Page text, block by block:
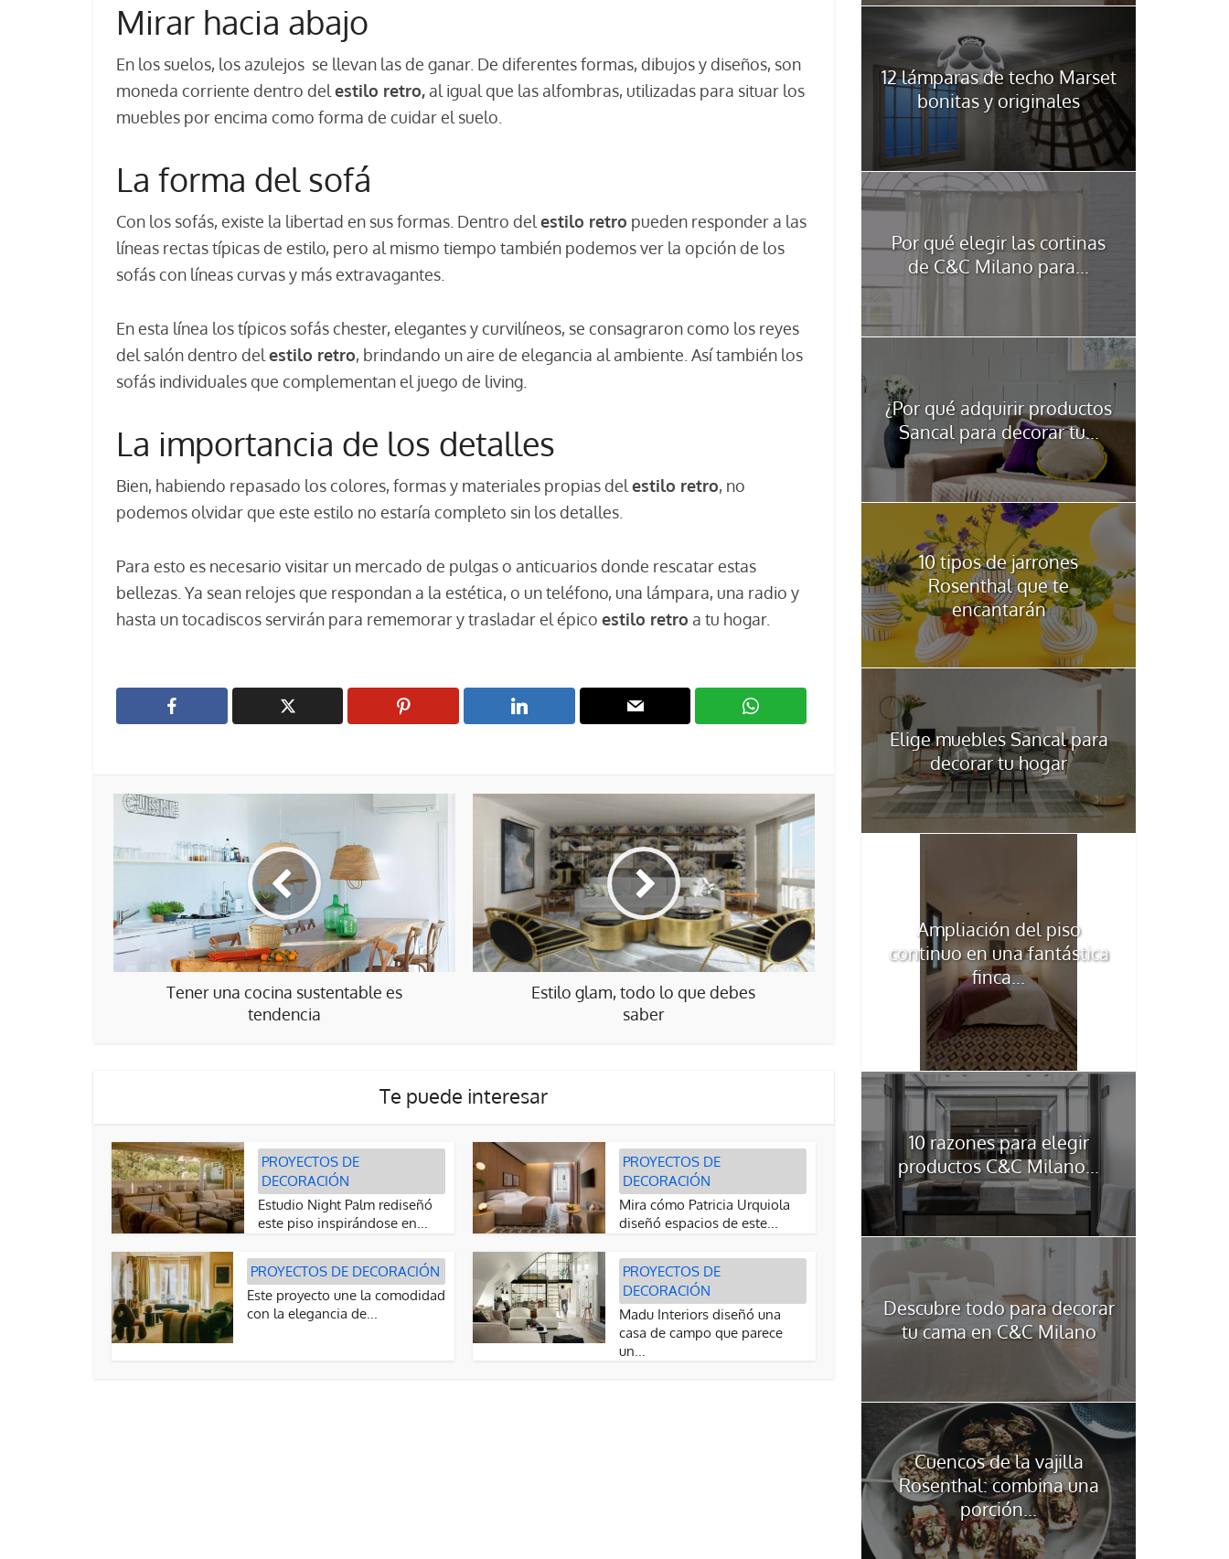
Mirar hacia abajo
En los suelos, los azulejos se llevan las de ganar. De diferentes formas, dibujos y diseños, son
moneda corriente dentro del estilo retro, al igual que las alfombras, utilizadas para situar los
muebles por encima como forma de cuidar el suelo.
La forma del sofá
Con los sofás, existe la libertad en sus formas. Dentro del estilo retro pueden responder a las
líneas rectas típicas de estilo, pero al mismo tiempo también podemos ver la opción de los
sofás con líneas curvas y más extravagantes.
En esta línea los típicos sofás chester, elegantes y curvilíneos, se consagraron como los reyes
del salón dentro del estilo retro, brindando un aire de elegancia al ambiente. Así también los
sofás individuales que complementan el juego de living.
La importancia de los detalles
Bien, habiendo repasado los colores, formas y materiales propias del estilo retro, no
podemos olvidar que este estilo no estaría completo sin los detalles.
Para esto es necesario visitar un mercado de pulgas o anticuarios donde rescatar estas
bellezas. Ya sean relojes que respondan a la estética, o un teléfono, una lámpara, una radio y
hasta un tocadiscos servirán para rememorar y trasladar el épico estilo retro a tu hogar.
Tener una cocina sustentable es
tendencia
Estilo glam, todo lo que debes
saber
Te puede interesar
PROYECTOS DE
DECORACIÓN
Estudio Night Palm rediseñó
este piso inspirándose en...
PROYECTOS DE
DECORACIÓN
Mira cómo Patricia Urquiola
diseñó espacios de este...
PROYECTOS DE DECORACIÓN
Este proyecto une la comodidad
con la elegancia de...
PROYECTOS DE
DECORACIÓN
Madu Interiors diseñó una
casa de campo que parece
un...
12 lámparas de techo Marset
bonitas y originales
Por qué elegir las cortinas
de C&C Milano para...
¿Por qué adquirir productos
Sancal para decorar tu...
10 tipos de jarrones
Rosenthal que te
encantarán
Elige muebles Sancal para
decorar tu hogar
Ampliación del piso
continuo en una fantástica
finca...
10 razones para elegir
productos C&C Milano...
Descubre todo para decorar
tu cama en C&C Milano
Cuencos de la vajilla
Rosenthal: combina una
porción...